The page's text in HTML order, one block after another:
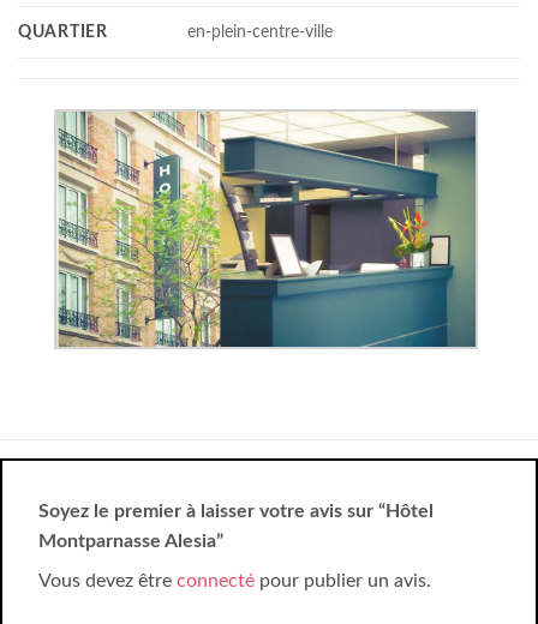
QUARTIER en-plein-centre-ville
Soyez le premier à laisser votre avis sur “Hôtel
Montparnasse Alesia”
Vous devez être connecté pour publier un avis.